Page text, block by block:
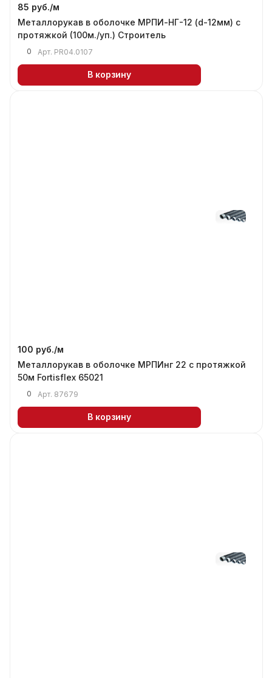
85 руб./м
Металлорукав в оболочке МРПИ-НГ-12 (d-12мм) с
протяжкой (100м./уп.) Строитель
0 Арт. PR04.0107
В корзину
100 руб./м
Металлорукав в оболочке МРПИнг 22 с протяжкой
50м Fortisflex 65021
0 Арт. 87679
В корзину